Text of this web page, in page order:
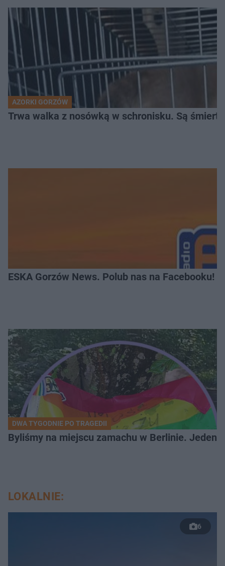
AZORKI GORZÓW
Trwa walka z nosówką w schronisku. Są
ESKA Gorzów News. Polub nas na Facebooku!
DWA TYGODNIE PO TRAGEDII
Byliśmy na miejscu zamachu w Berlinie. Jeden
LOKALNIE:
6